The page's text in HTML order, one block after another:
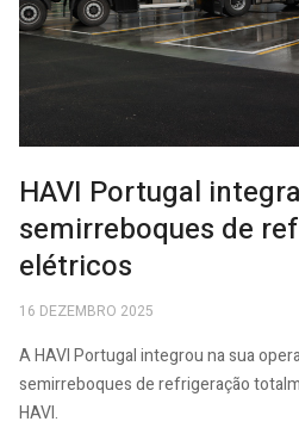
HAVI Portugal
semirreboques de
elétricos
16 DEZEMBRO 2025
A HAVI Portugal integrou na sua
semirreboques de refrigeração
HAVI.